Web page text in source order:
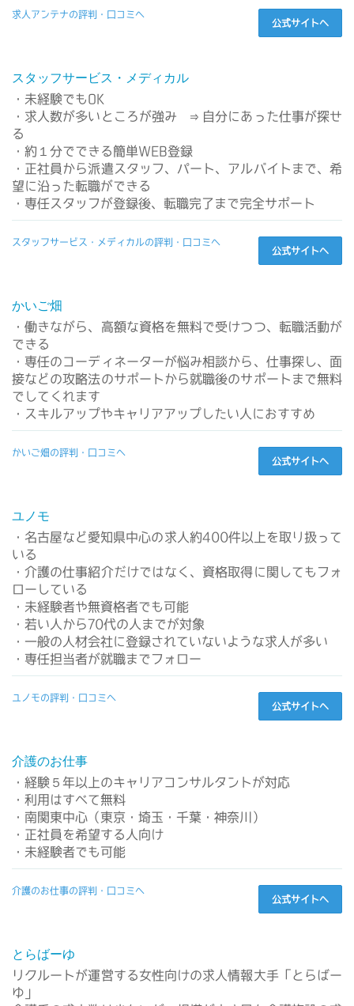
求人アンテナの評判・口コミへ
公式サイトへ
スタッフサービス・メディカル
・未経験でもOK
・求人数が多いところが強み ⇒自分にあった仕事が探せ
る
・約１分でできる簡単WEB登録
・正社員から派遣スタッフ、パート、アルバイトまで、希
望に沿った転職ができる
・専任スタッフが登録後、転職完了まで完全サポート
スタッフサービス・メディカルの評判・口コミへ
公式サイトへ
かいご畑
・働きながら、高額な資格を無料で受けつつ、転職活動が
できる
・専任のコーディネーターが悩み相談から、仕事探し、面
接などの攻略法のサポートから就職後のサポートまで無料
でしてくれます
・スキルアップやキャリアアップしたい人におすすめ
かいご畑の評判・口コミへ
公式サイトへ
ユノモ
・名古屋など愛知県中心の求人約400件以上を取り扱って
いる
・介護の仕事紹介だけではなく、資格取得に関してもフォ
ローしている
・未経験者や無資格者でも可能
・若い人から70代の人までが対象
・一般の人材会社に登録されていないような求人が多い
・専任担当者が就職までフォロー
ユノモの評判・口コミへ
公式サイトへ
介護のお仕事
・経験５年以上のキャリアコンサルタントが対応
・利用はすべて無料
・南関東中心（東京・埼玉・千葉・神奈川）
・正社員を希望する人向け
・未経験者でも可能
介護のお仕事の評判・口コミへ
公式サイトへ
とらばーゆ
リクルートが運営する女性向けの求人情報大手「とらばー
ゆ」